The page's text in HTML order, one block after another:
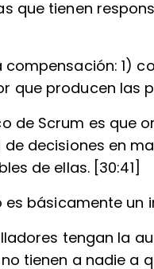
que tienen
1)
que producen las
de Scrum es que
decisiones en
de ellas. [30:41]
básicamente un
tengan la
tienen a nadie a